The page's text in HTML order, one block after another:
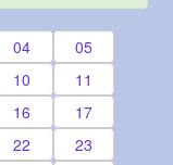
04
05
10
11
16
17
22
23